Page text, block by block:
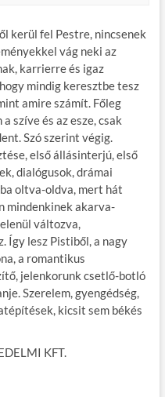
kerül fel Pestre, nincsenek
vág neki az
karrierre és igaz
mindig keresztbe tesz
amire számít. Főleg
szíve és az esze, csak
Szó szerint végig.
első állásinterjú, első
dialógusok, drámai
oltva-oldva, mert hát
mindenkinek akarva-
változva,
Így lesz Pistiből, a nagy
a romantikus
jelenkorunk csetlő-botló
Szerelem, gyengédség,
kicsit sem békés
KFT.